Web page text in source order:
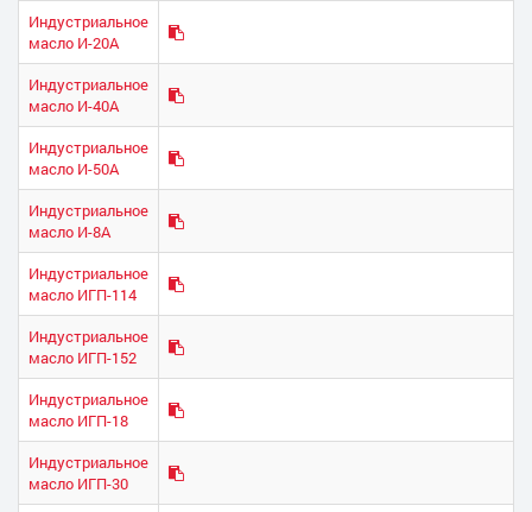
Индустриальное
масло И-20А
Индустриальное
масло И-40А
Индустриальное
масло И-50А
Индустриальное
масло И-8А
Индустриальное
масло ИГП-114
Индустриальное
масло ИГП-152
Индустриальное
масло ИГП-18
Индустриальное
масло ИГП-30